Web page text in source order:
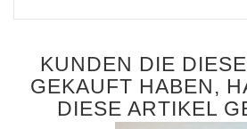
KUNDEN DIE
GEKAUFT HABEN,
DIESE ARTIKEL